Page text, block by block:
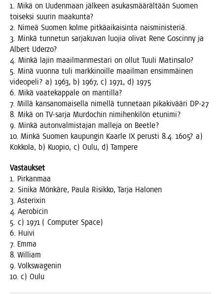
1. Mikä on Uuden­maan jäl­keen asu­kas­mää­räl­tään Suo­men
toi­sek­si suu­rin maakunta?
2. Nimeä Suo­men kol­me pit­kä­ai­kai­sin­ta naisministeriä.
3. Min­kä tun­ne­tun sar­ja­ku­van luo­jia oli­vat Rene Goscin­ny ja
Albert Uderzo?
4. Min­kä lajin maa­il­man­mes­ta­ri on ollut Tuu­li Matinsalo?
5. Minä vuon­na tuli mark­ki­noil­le maa­il­man ensim­mäi­nen
video­pe­li? a) 1963, b) 1967, c) 1971, d) 1975
6. Mikä vaa­te­kap­pa­le on mantilla?
7. Mil­lä kan­san­omai­sel­la nimel­lä tun­ne­taan pika­ki­vää­ri DP-27
8. Mikä on TV-sar­ja Mur­doc­hin nimi­hen­ki­lön etunimi?
9. Min­kä auton­val­mis­ta­jan mal­le­ja on Beetle?
10. Min­kä Suo­men kau­pun­gin Kaar­le IX perus­ti 8.4. 1605? a)
Kok­ko­la, b) Kuo­pio, c) Oulu, d) Tampere
Vas­tauk­set
1. Pirkanmaa
2. Sini­ka Mön­kä­re, Pau­la Risik­ko, Tar­ja Halonen
3. Asterixin
4. Aerobicin
5. c) 1971 ( Com­pu­ter Space)
6. Huivi
7. Emma
8. William
9. Volkswagenin
10. c) Oulu